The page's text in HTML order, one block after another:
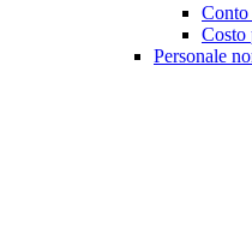
Conto
Costo
Personale